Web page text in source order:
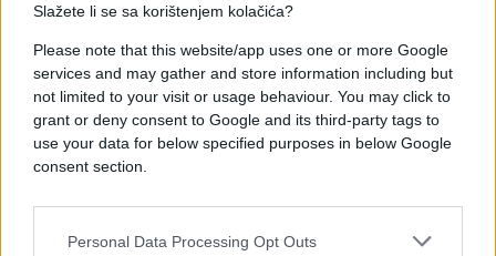
Slažete li se sa korištenjem kolačića?
Please note that this website/app uses one or more Google
services and may gather and store information including but
not limited to your visit or usage behaviour. You may click to
grant or deny consent to Google and its third-party tags to
use your data for below specified purposes in below Google
consent section.
Personal Data Processing Opt Outs
Pero Pavlović - Ćiro, njegov ujak, jedan je od onih
koji su uz malog Marka bili svih jedanaest mjeseci i
koji ga je u svemu podržavao te davao mu snagu i
motivacije da se bori.
postignutog rezultata Marka Bošnjaka.